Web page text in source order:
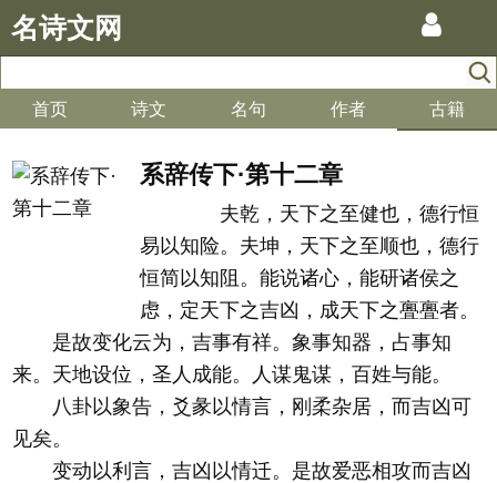
名诗文网
首页 诗文 名句 作者 古籍
系辞传下·第十二章
夫乾，天下之至健也，德行恒
易以知险。夫坤，天下之至顺也，德行
恒简以知阻。能说诸心，能研诸侯之
虑，定天下之吉凶，成天下之亹亹者。
是故变化云为，吉事有祥。象事知器，占事知
来。天地设位，圣人成能。人谋鬼谋，百姓与能。
八卦以象告，爻彖以情言，刚柔杂居，而吉凶可
见矣。
变动以利言，吉凶以情迁。是故爱恶相攻而吉凶